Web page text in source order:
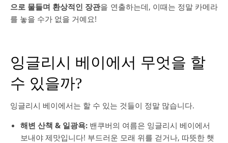
으로 물들며 환상적인 장관을 연출하는데, 이때는 정말 카메라
를 놓을 수가 없을 거예요!
잉글리시 베이에서 무엇을 할
수 있을까?
잉글리시 베이에서는 할 수 있는 것들이 정말 많습니다.
해변 산책 & 일광욕: 밴쿠버의 여름은 잉글리시 베이에서
보내야 제맛입니다! 부드러운 모래 위를 걷거나, 따뜻한 햇